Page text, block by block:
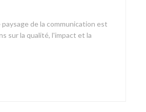
de la communication est
sur la qualité, l'impact et la